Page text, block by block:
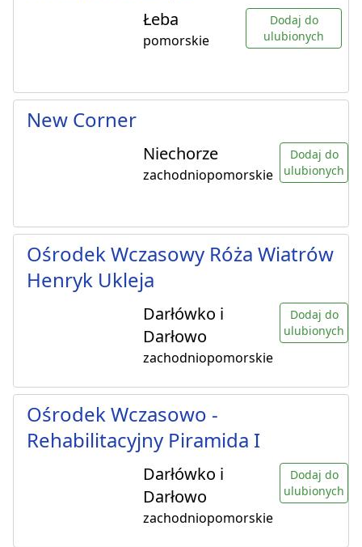
Łeba
pomorskie
Dodaj do
ulubionych
New Corner
Niechorze
zachodniopomorskie
Dodaj do
ulubionych
Ośrodek Wczasowy Róża Wiatrów
Henryk Ukleja
Darłówko i
Darłowo
zachodniopomorskie
Dodaj do
ulubionych
Ośrodek Wczasowo -
Rehabilitacyjny Piramida I
Darłówko i
Darłowo
zachodniopomorskie
Dodaj do
ulubionych